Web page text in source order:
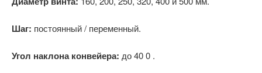
Шаг: постоянный / переменный.
Угол наклона конвейера: до 40 0 .